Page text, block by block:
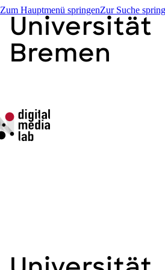
Zum Hauptmenü springenZur Suche